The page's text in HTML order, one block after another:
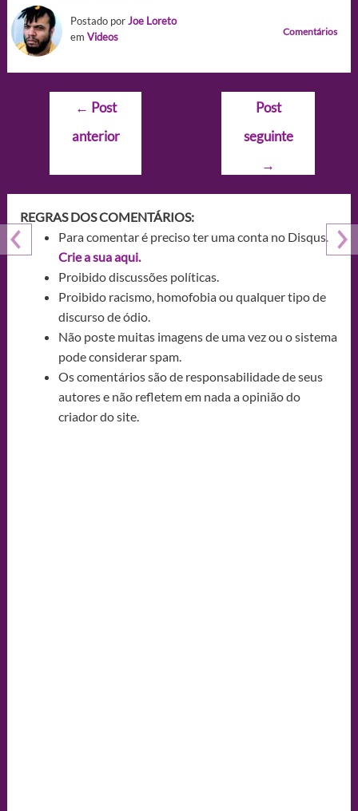
Postado porJoe Loreto
em Videos Comentários
Navegação
Post
← Post
anterior
Post
seguinte
→
REGRAS DOS COMENTÁRIOS:
Para comentar é preciso ter uma conta no Disqus.
Crie a sua aqui.
Proibido discussões políticas.
Proibido racismo, homofobia ou qualquer tipo de
discurso de ódio.
Não poste muitas imagens de uma vez ou o sistema
pode considerar spam.
Os comentários são de responsabilidade de seus
autores e não refletem em nada a opinião do
criador do site.